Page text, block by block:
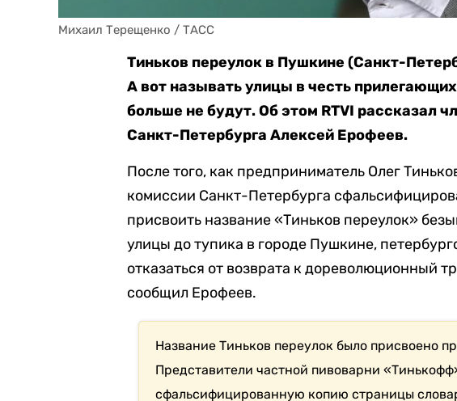
Михаил Терещенко / ТАСС
Тиньков переулок в Пушкине (Санкт-
А вот называть улицы в честь
больше не будут. Об этом RTVI рассказал
Санкт-Петербурга Алексей Ерофеев.
После того, как предприниматель Олег
комиссии Санкт-Петербурга
присвоить название «Тиньков переулок»
улицы до тупика в городе Пушкине,
отказаться от возврата к дореволюционный
сообщил Ерофеев.
Название Тиньков переулок было присвоено
Представители частной пивоварни
сфальсифицированную копию страницы